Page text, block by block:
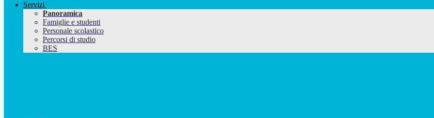
Servizi
Panoramica
Famiglie e studenti
Personale scolastico
Percorsi di studio
BES